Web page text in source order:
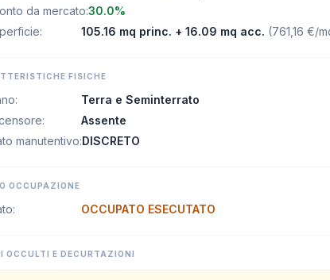
da mercato:30.0%
: 105.16 mq princ. + 16.09 mq acc. (761,16 €/
FISICHE
:
Terra e Seminterrato
:
Assente
manutentivo:DISCRETO
OCCUPAZIONE
: OCCUPATO ESECUTATO
OCCULTI E DECURTAZIONI